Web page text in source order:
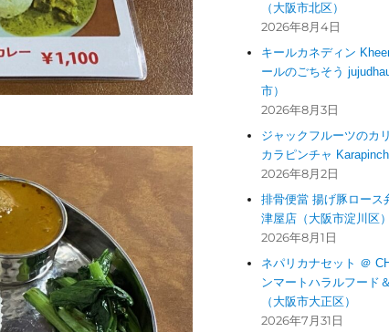
（大阪市北区）
2026年8月4日
キールカネディン
ールのごちそう
市）
2026年8月3日
ジャックフルーツのカ
カラピンチャ
2026年8月2日
排骨便當 揚げ豚ロース
津屋店（大阪市淀川区）
2026年8月1日
ネパリカナセット ＠
ンマートハラルフード
（大阪市大正区）
2026年7月31日